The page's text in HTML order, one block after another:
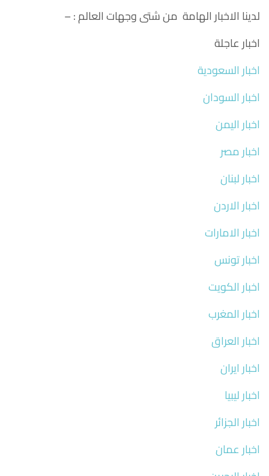
لدينا الاخبار الهامة من شتى وجهات العالم : –
اخبار عاجلة
اخبار السعودية
اخبار السودان
اخبار اليمن
اخبار مصر
اخبار لبنان
اخبار الاردن
اخبار الامارات
اخبار تونس
اخبار الكويت
اخبار المغرب
اخبار العراق
اخبار ايران
اخبار ليبيا
اخبار الجزائر
اخبار عمان